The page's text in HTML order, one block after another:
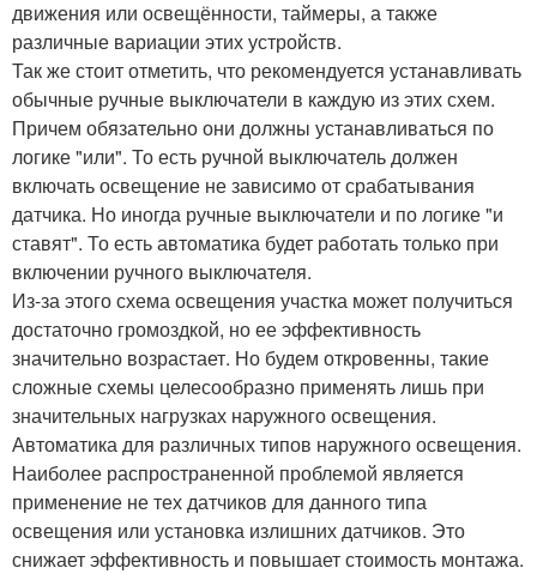
движения или освещённости, таймеры, а также
различные вариации этих устройств.
Так же стоит отметить, что рекомендуется устанавливать
обычные ручные выключатели в каждую из этих схем.
Причем обязательно они должны устанавливаться по
логике "или". То есть ручной выключатель должен
включать освещение не зависимо от срабатывания
датчика. Но иногда ручные выключатели и по логике "и
ставят". То есть автоматика будет работать только при
включении ручного выключателя.
Из-за этого схема освещения участка может получиться
достаточно громоздкой, но ее эффективность
значительно возрастает. Но будем откровенны, такие
сложные схемы целесообразно применять лишь при
значительных нагрузках наружного освещения.
Автоматика для различных типов наружного освещения.
Наиболее распространенной проблемой является
применение не тех датчиков для данного типа
освещения или установка излишних датчиков. Это
снижает эффективность и повышает стоимость монтажа.